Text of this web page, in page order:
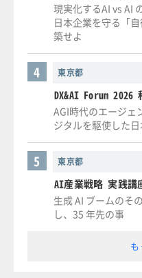
現実化するAI vs AI
日本企業を守る「
築せよ
東京都
4
DX&AI Forum 2026
AGI時代のエージ
ジタルを駆使した
東京都
5
AI産業戦略 実践講
生成 AI ブームのそ
し、35 年先の事
も